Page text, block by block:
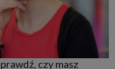
czy masz